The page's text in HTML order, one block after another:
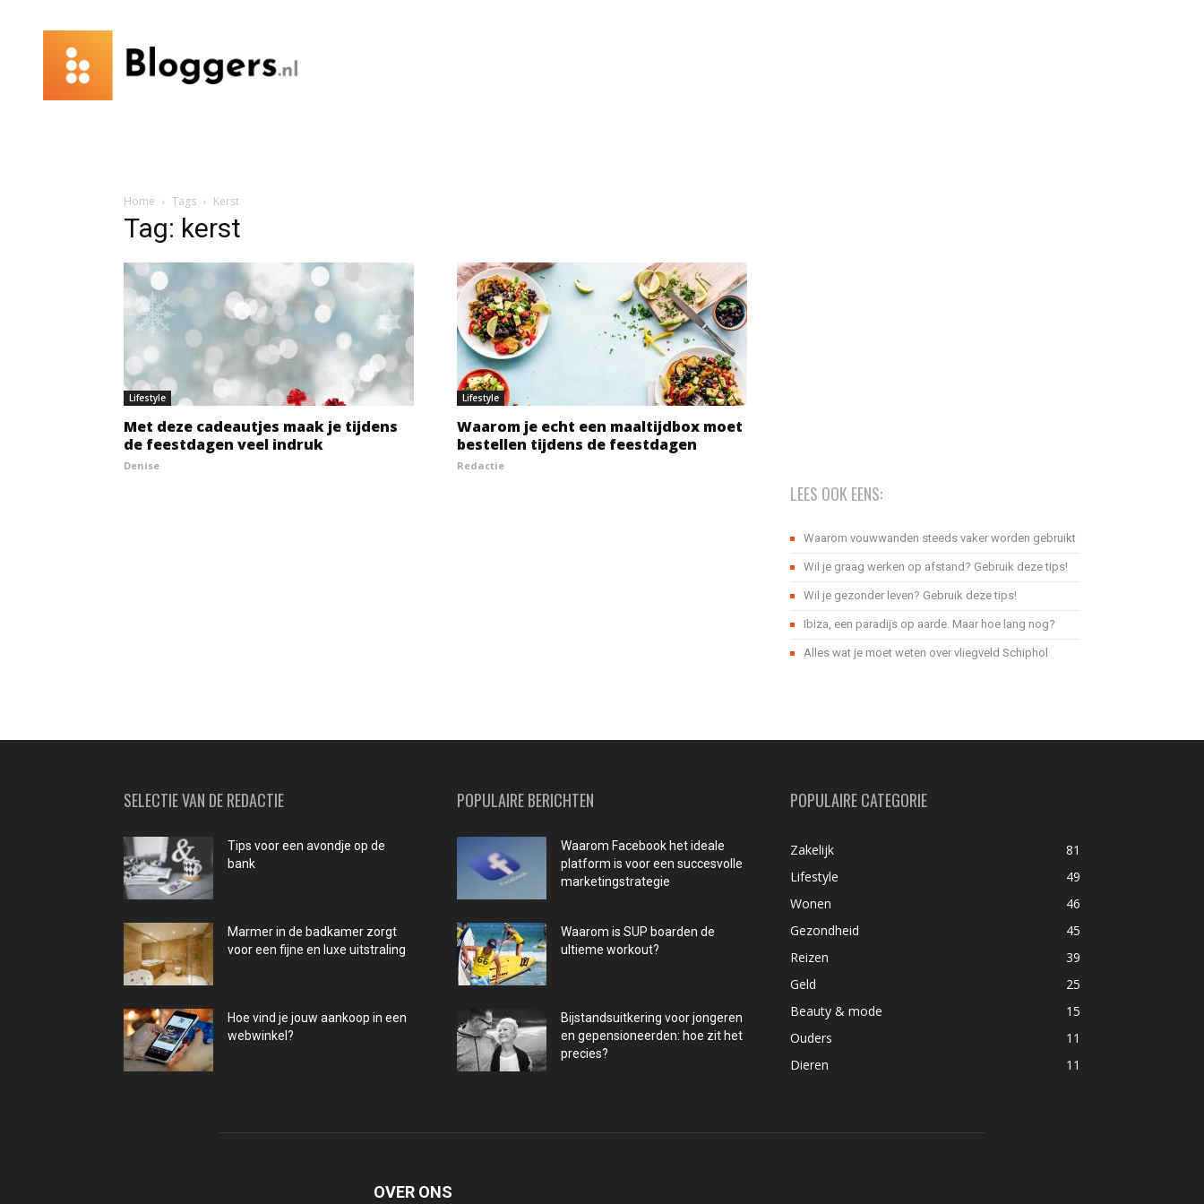
Home Tags Kerst
Tag: kerst
Lifestyle
Met deze cadeautjes maak je tijdens
de feestdagen veel indruk
Denise
Lifestyle
Waarom je echt een maaltijdbox moet
bestellen tijdens de feestdagen
Redactie
LEES OOK EENS:
Waarom vouwwanden steeds vaker worden gebruikt
Wil je graag werken op afstand? Gebruik deze tips!
Wil je gezonder leven? Gebruik deze tips!
Ibiza, een paradijs op aarde. Maar hoe lang nog?
Alles wat je moet weten over vliegveld Schiphol
SELECTIE VAN DE REDACTIE
Tips voor een avondje op de
bank
Marmer in de badkamer zorgt
voor een fijne en luxe uitstraling
Hoe vind je jouw aankoop in een
webwinkel?
POPULAIRE BERICHTEN
Waarom Facebook het ideale
platform is voor een succesvolle
marketingstrategie
Waarom is SUP boarden de
ultieme workout?
Bijstandsuitkering voor jongeren
en gepensioneerden: hoe zit het
precies?
POPULAIRE CATEGORIE
Zakelijk
81
Lifestyle
49
Wonen
46
Gezondheid
45
Reizen
39
Geld
25
Beauty & mode
15
Ouders
11
Dieren
11
OVER ONS